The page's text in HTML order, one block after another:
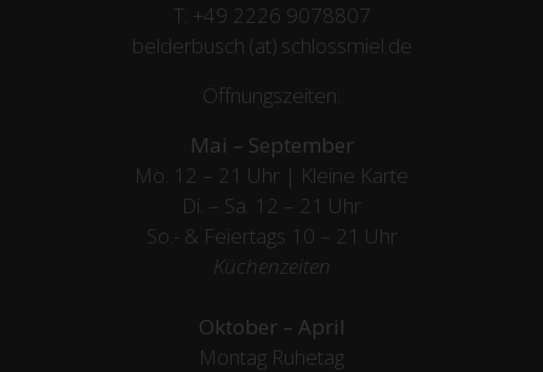
T: +49 2226 9078807
belderbusch (at) schlossmiel.de
Öffnungszeiten:
Mai – September
Mo. 12 – 21 Uhr | Kleine Karte
Di. – Sa. 12 – 21 Uhr
So.- & Feiertags 10 – 21 Uhr
Küchenzeiten
Oktober – April
Montag Ruhetag